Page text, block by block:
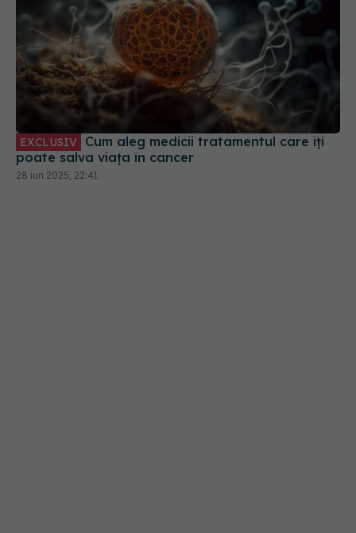
EXCLUSIV
poate salva viața în cancer
28 iun 2025, 22:41